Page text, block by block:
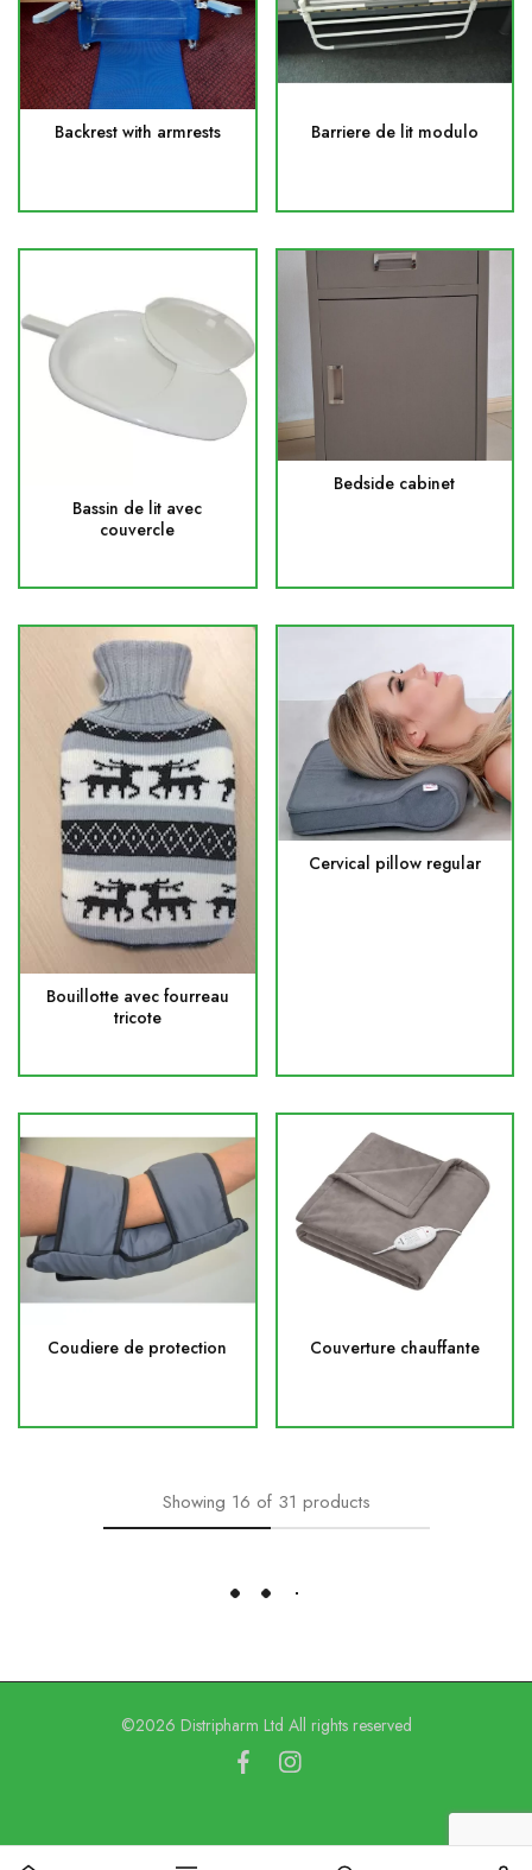
Backrest with armrests Barriere de lit modulo
Bassin de lit avec
couvercle
Bedside cabinet
Bouillotte avec fourreau
tricote
Cervical pillow regular
Coudiere de protection Couverture chauffante
Showing 16 of 31 products
Load More
©2026 Distripharm Ltd All rights reserved